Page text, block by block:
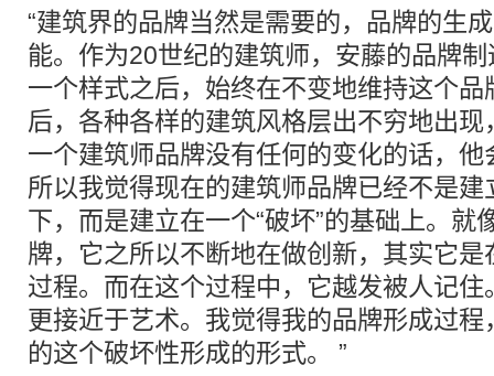
“建筑界的品牌当然是需要的，品牌的生
能。作为20世纪的建筑师，安藤的品牌
一个样式之后，始终在不变地维持这个
后，各种各样的建筑风格层出不穷地出
一个建筑师品牌没有任何的变化的话，
所以我觉得现在的建筑师品牌已经不是
下，而是建立在一个“破坏”的基础上。就
牌，它之所以不断地在做创新，其实它
过程。而在这个过程中，它越发被人记
更接近于艺术。我觉得我的品牌形成过
的这个破坏性形成的形式。 ”